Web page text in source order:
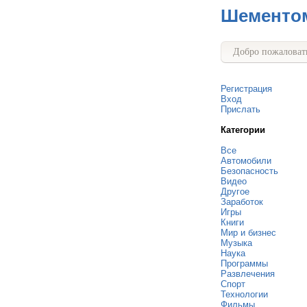
Добро
Регистрация
Вход
Прислать
Категории
Все
Автомобили
Безопасность
Видео
Другое
Заработок
Игры
Книги
Мир и бизнес
Музыка
Наука
Программы
Развлечения
Спорт
Технологии
Фильмы